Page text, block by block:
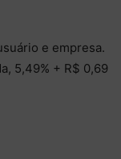
e empresa.
5,49% + R$ 0,69